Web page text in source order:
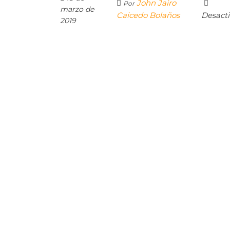
marzo de
2019
Por John Jairo
Caicedo Bolaños